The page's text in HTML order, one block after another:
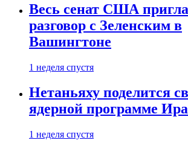
Весь сенат США
разговор с Зеленским в
Вашингтоне
1 неделя спустя
Нетаньяху поделится
ядерной программе
1 неделя спустя